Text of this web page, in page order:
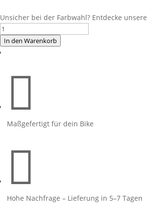
Unsicher bei der Farbwahl? Entdecke unsere
V4
Ilmberger
Carbon
In den Warenkorb

Maßgefertigt für dein Bike

Hohe Nachfrage – Lieferung in 5–7 Tagen